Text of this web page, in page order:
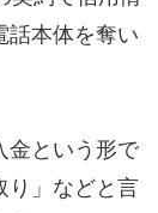
話本体を奪い
金という形で
り」などと言